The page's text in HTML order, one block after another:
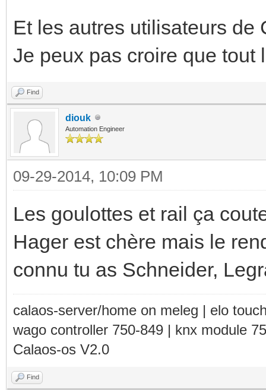
Et les autres utilisateurs de
Je peux pas croire que tout
Find
diouk
Automation Engineer
09-29-2014, 10:09 PM
Les goulottes et rail ça
Hager est chère mais le
connu tu as Schneider,
calaos-server/home on meleg | elo
wago controller 750-849 | knx module
Calaos-os V2.0
Find